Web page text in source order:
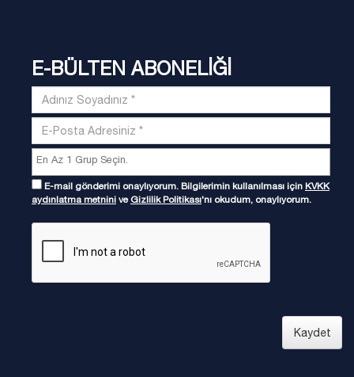
E-BÜLTEN ABONELİĞİ
E-mail gönderimi onaylıyorum. Bilgilerimin kullanılması için KVKK
aydınlatma metnini ve Gizlilik Politikası'nı okudum, onaylıyorum.
Kaydet